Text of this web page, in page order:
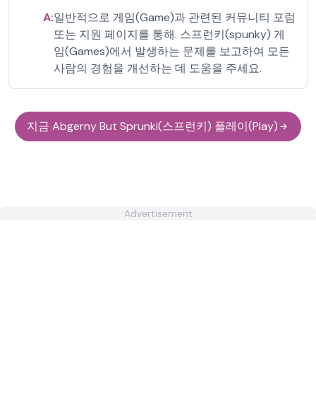
A:일반적으로 게임(Game)과 관련된 커뮤니티 포럼
또는 지원 페이지를 통해. 스프런키(spunky) 게
임(Games)에서 발생하는 문제를 보고하여 모든
사람의 경험을 개선하는 데 도움을 주세요.
지금 Abgerny But Sprunki(스프런키) 플레이(Play)
Advertisement